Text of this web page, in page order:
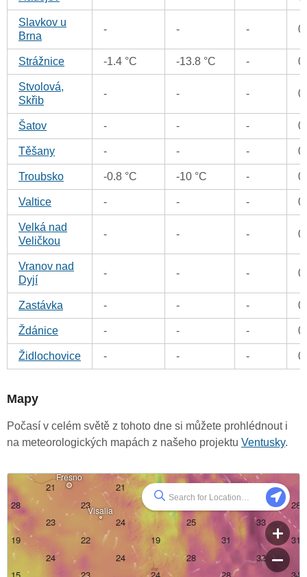
Slavkov u
Brna
- - - 0
Strážnice -1.4 °C -13.8 °C - 0
Stvolová,
Skřib
- - - 0
Šatov - - - 0
Těšany - - - 0
Troubsko -0.8 °C -10 °C - 0
Valtice - - - 0
Velká nad
Veličkou
- - - 0
Vranov nad
Dyjí
- - - 0
Zastávka - - - 0
Ždánice - - - 0
Židlochovice - - - 0
Mapy
Počasí v celém světě z tohoto dne si můžete prohlédnout i
na meteorologických mapách z našeho projektu Ventusky.